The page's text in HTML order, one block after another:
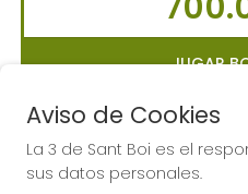
JUGAR
LA
Aviso de Cookies
La 3 de Sant Boi es el
sus datos personales.